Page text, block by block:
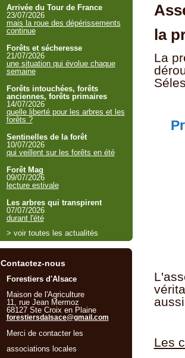
la
La
Les
Arrivée du Tour de France
23/07/2026
mais la roue des dépérissements
continue
Forêts et sécheresse
21/07/2026
une situation qui évolue chaque
semaine
Forêts intouchées, forêts
anciennes, forêts primaires
14/07/2026
quelle liberté pour les arbres et les
forêts ?
Sentinelles de la forêt
10/07/2026
qui veillent sur les forêts en été
Forêt Mag
09/07/2026
lecture estivale
Les arbres qui transpirent
07/07/2026
durant l'été
> voir toutes les actualités
Contactez-nous
Forestiers d'Alsace
Maison de l'Agriculture
11, rue Jean Mermoz
68127 Ste Croix en Plaine
forestiersdalsace@gmail.com
Merci de contacter les
associations locales